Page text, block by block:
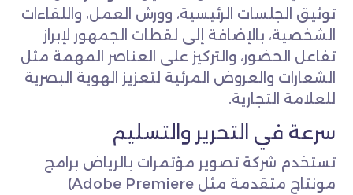
توثيق الجلسات الرئيسية، وورش العمل، واللقاءات
الشخصية، بالإضافة إلى لقطات الجمهور لإبراز
تفاعل الحضور، والتركيز على العناصر المهمة مثل
الشعارات والعروض المرئية لتعزيز الهوية البصرية
للعلامة التجارية.
سرعة في التحرير والتسليم
تستخدم شركة تصوير مؤتمرات بالرياض برامج
مونتاج متقدمة مثل Adobe Premiere)